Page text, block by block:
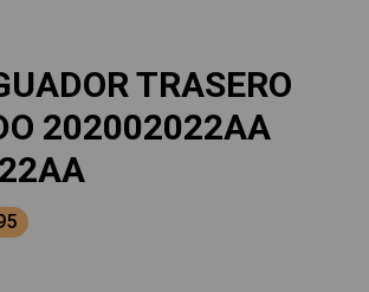
TRASERO
202002022AA